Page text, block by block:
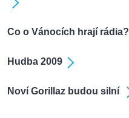
Co o Vánocích hrají rádia?
Hudba 2009
Noví Gorillaz budou silní